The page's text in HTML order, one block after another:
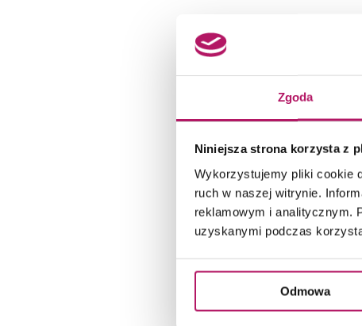
Zgoda
Niniejsza strona korzysta z
Wykorzystujemy pliki cookie
ruch w naszej witrynie.
reklamowym i analitycznym.
uzyskanymi podczas
Odmowa